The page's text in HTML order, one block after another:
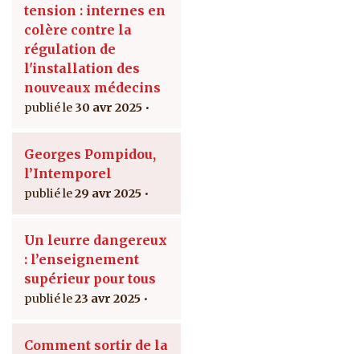
tension : internes en
colère contre la
régulation de
l'installation des
nouveaux médecins
30 avr 2025
Georges Pompidou,
l’Intemporel
29 avr 2025
Un leurre dangereux
: l’enseignement
supérieur pour tous
23 avr 2025
Comment sortir de la